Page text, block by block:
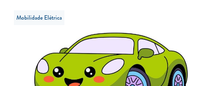
Mobilidade Elétrica